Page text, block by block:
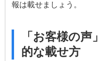
報は載せましょう。
「お客様の声
的な載せ方